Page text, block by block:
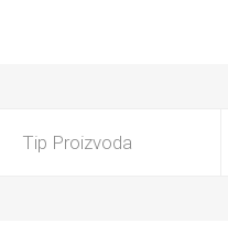
Tip Proizvoda